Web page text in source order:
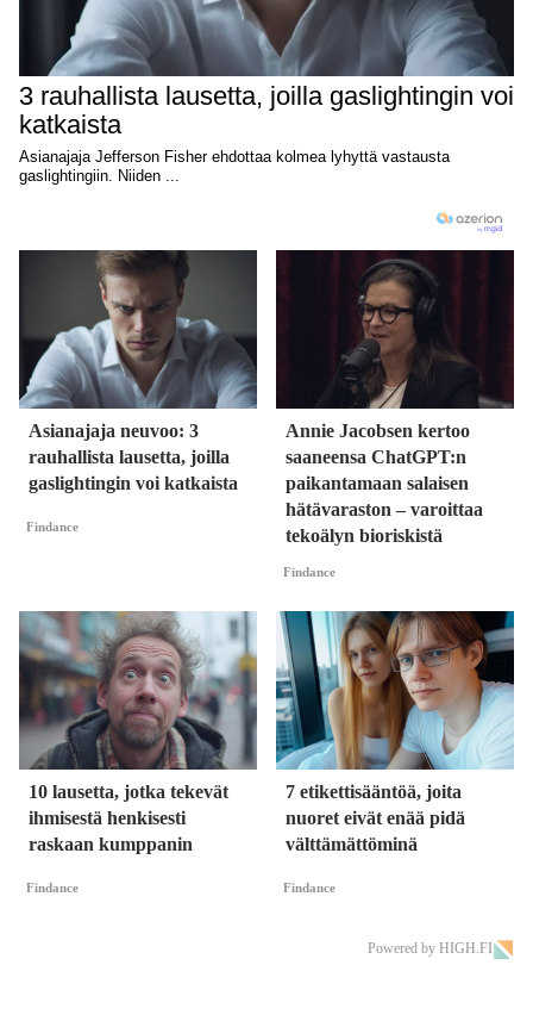
Asianajaja neuvoo: 3
rauhallista lausetta, joilla
gaslightingin voi katkaista
Findance
Annie Jacobsen kertoo
saaneensa ChatGPT:n
paikantamaan salaisen
hätävaraston – varoittaa
tekoälyn bioriskistä
Findance
10 lausetta, jotka tekevät
ihmisestä henkisesti
raskaan kumppanin
Findance
7 etikettisääntöä, joita
nuoret eivät enää pidä
välttämättöminä
Findance
Powered by HIGH.FI